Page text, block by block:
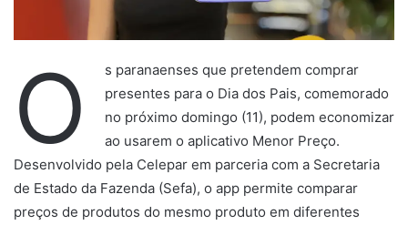
O
s paranaenses que pretendem comprar
presentes para o Dia dos Pais, comemorado
no próximo domingo (11), podem economizar
ao usarem o aplicativo Menor Preço.
Desenvolvido pela Celepar em parceria com a Secretaria
de Estado da Fazenda (Sefa), o app permite comparar
preços de produtos do mesmo produto em diferentes